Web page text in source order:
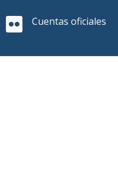
Cuentas oficiales